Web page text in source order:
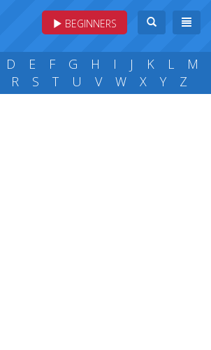
BEGINNERS
D E F G H I J K L
M
R S T U V W X Y Z